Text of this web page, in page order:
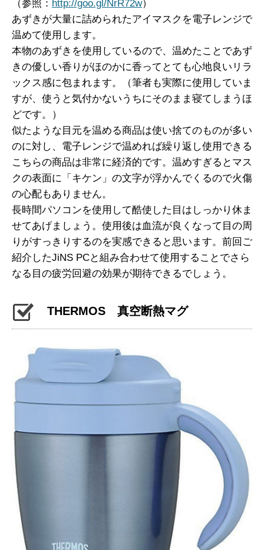
（参照： http://goo.gl/NrR72w）
あずきが大量に詰められたアイマスクを電子レンジで
温めて使用します。
本物のあずきを使用しているので、温めたことであず
きの優しい香りがほのかに香ってとても心地良いリラ
ックス感に包まれます。（筆者も実際に使用していま
すが、使うと気付かないうちにそのまま寝てしまうほ
どです。）
似たような目元を温める商品は使い捨てのものが多い
のに対し、電子レンジで温めれば繰り返し使用できる
こちらの商品は非常に経済的です。温めすぎるとマス
クの表面に「キケン」の文字が浮かんでくるので火傷
の心配もありません。
長時間パソコンを使用して酷使した目はしっかり休ま
せてあげましょう。使用後は血流が良くなって目の周
りがすっきりするのを実感できると思います。前回ご
紹介したJiNS PCと組み合わせて使用することでさら
なる目の疲労回避の効果が期待できるでしょう。
THERMOS 真空断熱マグ